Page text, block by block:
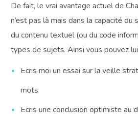
De fait, le vrai avantage actuel de
n’est pas là mais dans la capacité
du contenu textuel (ou du code
types de sujets. Ainsi vous pouvez
Ecris moi un essai sur la veille
mots.
Ecris une conclusion optimiste au